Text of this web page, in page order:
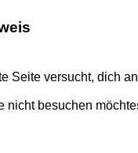
Seite versucht, dich an
nicht besuchen